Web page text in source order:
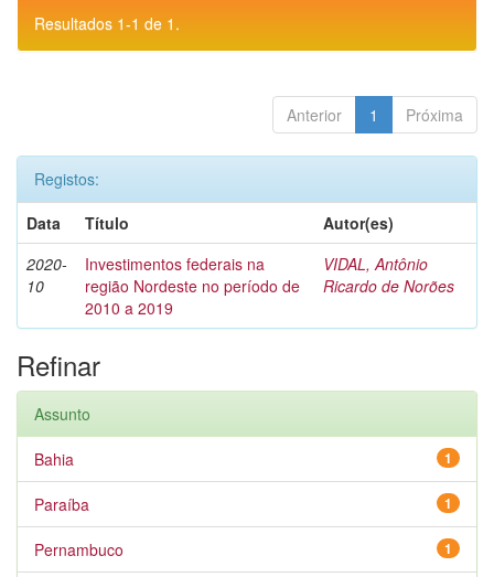
Resultados 1-1 de 1.
Anterior 1 Próxima
Registos:
Data
Título
Autor(es)
2020-
10
Investimentos federais na
região Nordeste no período de
2010 a 2019
VIDAL, Antônio
Ricardo de Norões
Refinar
Assunto
1
Bahia
1
Paraíba
1
Pernambuco